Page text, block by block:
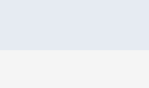
他のトラッキング技術（例え
ドレス等の識別子を含む、